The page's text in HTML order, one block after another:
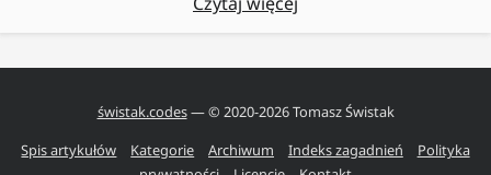
świstak.codes— © 2020-2026Tomasz Świstak
Spis artykułów
Kategorie Archiwum Indeks zagadnień
Polityka